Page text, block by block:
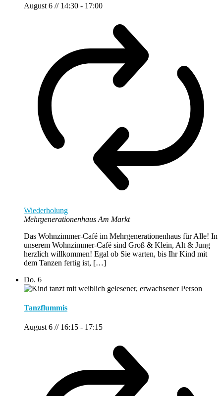
August 6 // 14:30 - 17:00
Wiederholung
Mehrgenerationenhaus Am Markt
Das Wohnzimmer-Café im Mehrgenerationenhaus für Alle! In
unserem Wohnzimmer-Café sind Groß & Klein, Alt & Jung
herzlich willkommen! Egal ob Sie warten, bis Ihr Kind mit
dem Tanzen fertig ist, […]
Do. 6
Tanzflummis
August 6 // 16:15 - 17:15